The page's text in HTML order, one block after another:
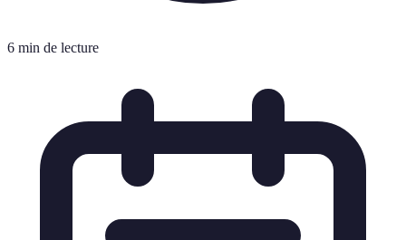
6 min de lecture